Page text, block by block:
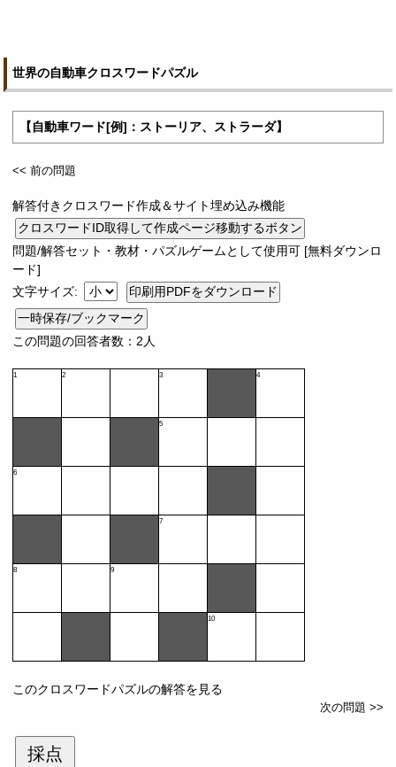
世界の自動車クロスワードパズル
【自動車ワード[例]：ストーリア、ストラーダ】
<< 前の問題
解答付きクロスワード作成＆サイト埋め込み機能
問題/解答セット・教材・パズルゲームとして使用可 [無料ダウンロ
ード]
文字サイズ:
一時保存/ブックマーク
この問題の回答者数：2人
1 2 3 4
5
6
7
8 9
10
このクロスワードパズルの解答を見る
次の問題 >>
採点